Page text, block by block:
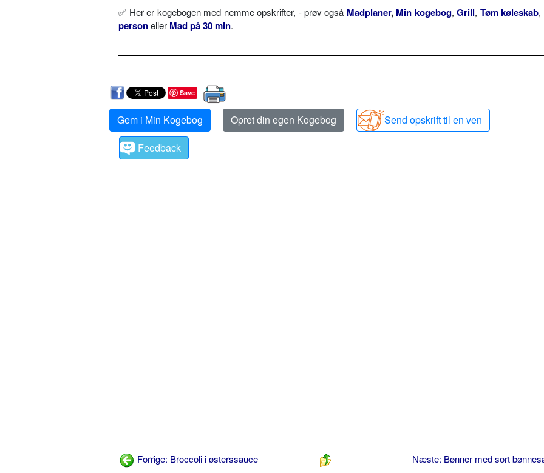
✅ Her er kogebogen med nemme opskrifter, - prøv også Madplaner, Min kogebog,Grill, Tøm køleskab,
personeller Mad på 30 min.
Save
Gem i Min Kogebog Opret din egen Kogebog
Send opskrift til en ven
Feedback
Forrige: Broccoli i østerssauce Næste: Bønner med sort